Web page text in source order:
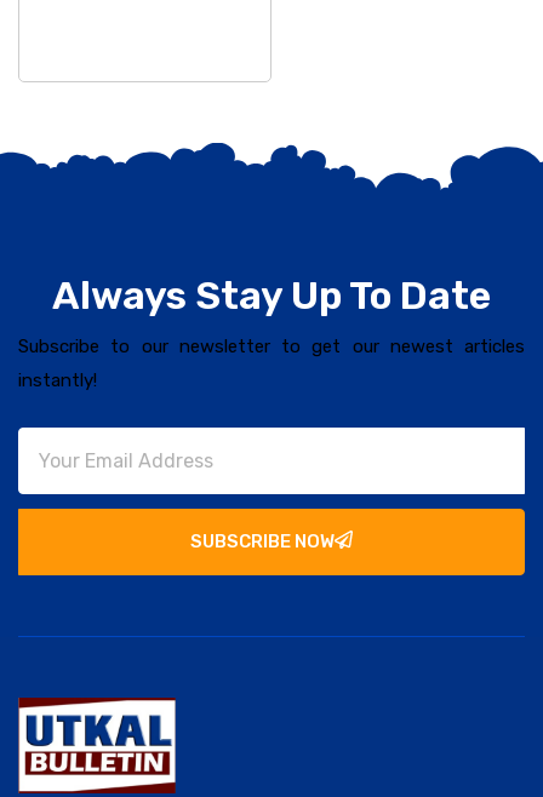
Always Stay Up To Date
Subscribe to our newsletter to get our newest articles
instantly!
SUBSCRIBE NOW